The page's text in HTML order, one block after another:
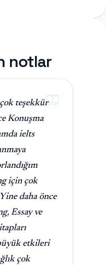
notlar
teşekkür
Konuşma
ielts
için çok
daha önce
Essay ve
etkileri
çok